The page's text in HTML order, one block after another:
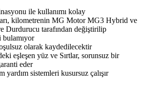
ile kullanımı kolay
kilometrenin MG Motor MG3 Hybrid ve
Durdurucu tarafından değiştirilip
olarak kaydedilecektir
eşleşen yüz ve Sırtlar, sorunsuz bir
eder
yardım sistemleri kusursuz çalışır